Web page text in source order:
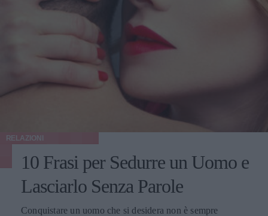
RELAZIONI
10 Frasi per Sedurre un Uomo e
Lasciarlo Senza Parole
Conquistare un uomo che si desidera non è sempre